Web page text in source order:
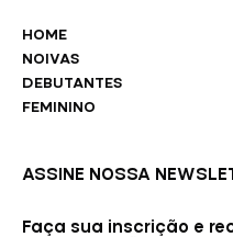
HOME
NOIVAS
DEBUTANTES
FEMININO
ASSINE NOSSA
Faça sua inscrição e